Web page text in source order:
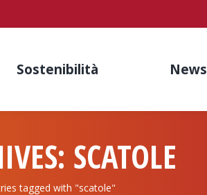
Sostenibilità News
SCATOLE
tagged with "scatole"